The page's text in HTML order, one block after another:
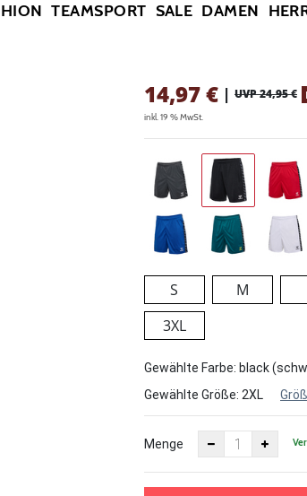
TEAMSPORT SALE DAMEN
14,97€ | UVP 24,95 €
inkl. 19 % MwSt.
S M
3XL
Gewählte Farbe: black
Gewählte Größe: 2XL
Menge